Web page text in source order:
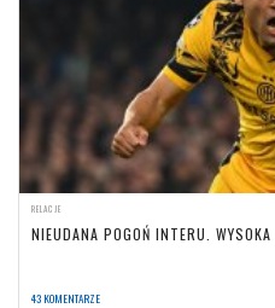
RELACJE
NIEUDANA POGOŃ INTERU. WYSOKA
43 KOMENTARZE